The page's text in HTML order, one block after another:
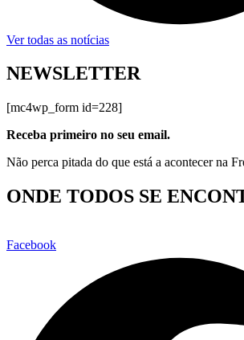
Ver todas as notícias
NEWSLETTER
[mc4wp_form id=228]
Receba primeiro no seu email.
Não perca pitada do que está a acontecer na
ONDE TODOS SE
Facebook